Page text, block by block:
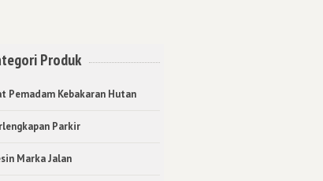
Produk
Pemadam Kebakaran Hutan
Parkir
Marka Jalan